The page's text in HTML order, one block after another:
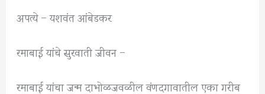
अपत्ये – यशवंत आंबेडकर
रमाबाई यांचे सुरवाती जीवन –
रमाबाई यांचा जन्म दाभोळजवळील वंणदगावातील एका गरीब